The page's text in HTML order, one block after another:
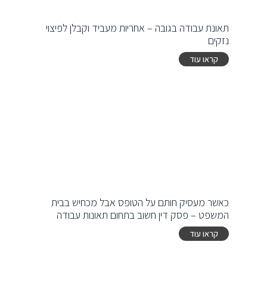
תאונת עבודה בגובה – אחריות מעביד וקבלן לפיצוי
נזקים
קראו עוד
כאשר מעסיק חותם על הטופס אבל מכחיש בבית
המשפט – פסק דין חשוב בתחום תאונות עבודה
קראו עוד